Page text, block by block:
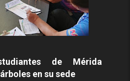
de Mérida
en su sede